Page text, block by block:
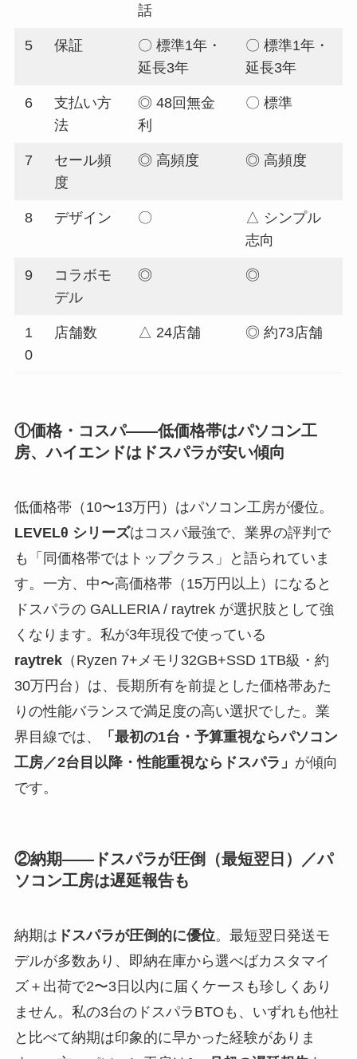
話
5 保証
〇 標準1年・
延長3年
〇 標準1年・
延長3年
6
支払い方
法
◎ 48回無金
利
〇 標準
7
セール頻
度
◎ 高頻度 ◎ 高頻度
8 デザイン 〇
△ シンプル
志向
9
コラボモ
デル
◎ ◎
1
0
店舗数 △ 24店舗 ◎ 約73店舗
①価格・コスパ——低価格帯はパソコン工
房、ハイエンドはドスパラが安い傾向
低価格帯（10〜13万円）はパソコン工房が優位。
LEVELθ シリーズはコスパ最強で、業界の評判で
も「同価格帯ではトップクラス」と語られていま
す。一方、中〜高価格帯（15万円以上）になると
ドスパラの GALLERIA / raytrek が選択肢として強
くなります。私が3年現役で使っている
raytrek（Ryzen 7+メモリ32GB+SSD 1TB級・約
30万円台）は、長期所有を前提とした価格帯あた
りの性能バランスで満足度の高い選択でした。業
界目線では、
「最初の1台・予算重視ならパソコン
工房／2台目以降・性能重視ならドスパラ」 が傾向
です。
②納期——ドスパラが圧倒（最短翌日）／パ
ソコン工房は遅延報告も
納期は ドスパラが圧倒的に優位。最短翌日発送モ
デルが多数あり、即納在庫から選べばカスタマイ
ズ＋出荷で2〜3日以内に届くケースも珍しくあり
ません。私の3台のドスパラBTOも、いずれも他社
と比べて納期は印象的に早かった経験がありま